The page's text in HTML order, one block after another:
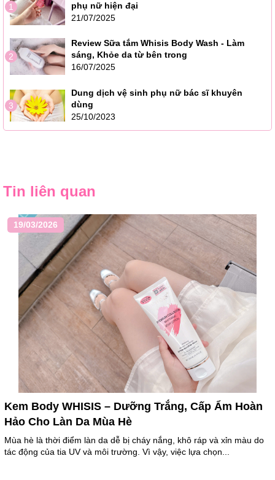
1
phụ nữ hiện đại
21/07/2025
2
Review Sữa tắm Whisis Body Wash - Làm
sáng, Khỏe da từ bên trong
16/07/2025
3
Dung dịch vệ sinh phụ nữ bác sĩ khuyên
dùng
25/10/2023
Tin liên quan
19/03/2026
Kem Body WHISIS – Dưỡng Trắng, Cấp Ẩm Hoàn
Hảo Cho Làn Da Mùa Hè
Mùa hè là thời điểm làn da dễ bị cháy nắng, khô ráp và xỉn màu do
tác động của tia UV và môi trường. Vì vậy, việc lựa chọn...